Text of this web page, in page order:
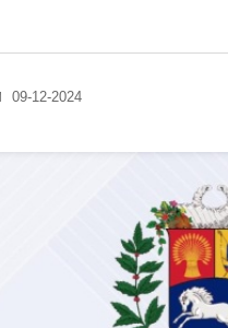
09-12-2024